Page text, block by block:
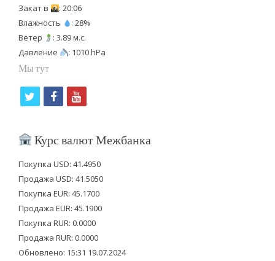
Закат в
: 20:06
Влажность
: 28%
Ветер
: 3.89 м.с.
Давление
: 1010 hPa
Мы тут
i
t
e
r
f
c
b
o
o
k
y
u
u
b
e
Курс валют Межбанка
Покупка USD: 41.4950
Продажа USD: 41.5050
Покупка EUR: 45.1700
Продажа EUR: 45.1900
Покупка RUR: 0.0000
Продажа RUR: 0.0000
Обновлено: 15:31 19.07.2024